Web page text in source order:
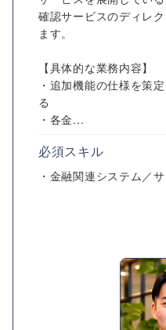
確認サービスのディレ
ます。
【具体的な業務内容】
・追加機能の仕様を策
る
・各金...
必須スキル
・金融関連システム／